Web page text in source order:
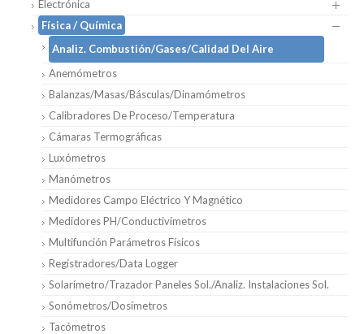
Electrónica
Física / Química
Analiz. Combustión/Gases/Calidad Del Aire
Anemómetros
Balanzas/Masas/Básculas/Dinamómetros
Calibradores De Proceso/Temperatura
Cámaras Termográficas
Luxómetros
Manómetros
Medidores Campo Eléctrico Y Magnético
Medidores PH/Conductivímetros
Multifunción Parámetros Físicos
Registradores/Data Logger
Solarímetro/Trazador Paneles Sol./Analiz. Instalaciones Sol.
Sonómetros/Dosímetros
Tacómetros